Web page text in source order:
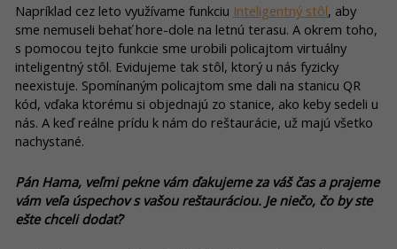
Napríklad cez leto využívame funkciu Inteligentný stôl, aby
sme nemuseli behať hore-dole na letnú terasu. A okrem toho,
s pomocou tejto funkcie sme urobili policajtom virtuálny
inteligentný stôl. Evidujeme tak stôl, ktorý u nás fyzicky
neexistuje. Spomínaným policajtom sme dali na stanicu QR
kód, vďaka ktorému si objednajú zo stanice, ako keby sedeli u
nás. A keď reálne prídu k nám do reštaurácie, už majú všetko
nachystané.
Pán Hama, veľmi pekne vám ďakujeme za váš čas a prajeme
vám veľa úspechov s vašou reštauráciou. Je niečo, čo by ste
ešte chceli dodať?